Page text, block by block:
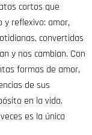
cortos que
reflexivo: amor,
convertidas
y nos cambian. Con
formas de amor,
de sus
en la vida.
es la única